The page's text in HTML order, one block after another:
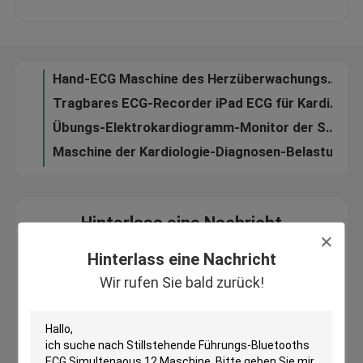
Hinterlass eine Nachricht
Wir rufen Sie bald zurück!
Qualitätskontrolle
Treten Sie mit uns in Verbindung
Company News
Hand-ecg Maschine
Übungs-Elektrokardiogramm-Monitor der Sport-Belastungsprobe-ECG mit CER
3 Maschinen-Übungs-Elektrokardiogramm ECG Dinamico Holter Kanal Digital ECG
Kanal-Herzüberwachungs-Gerät Herz-Belastungsprobe-Digital ECG Maschinen-zwölf
Hinterlass eine Nachricht